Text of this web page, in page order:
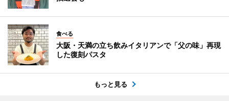
食べる
大阪・天満の立ち飲みイタリアンで「父の味」再現
した復刻パスタ
もっと見る